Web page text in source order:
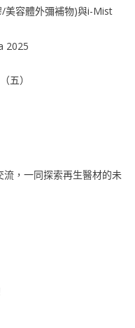
美容體外彌補物)與i-Mist
2025
五）
，一同探索再生醫材的未